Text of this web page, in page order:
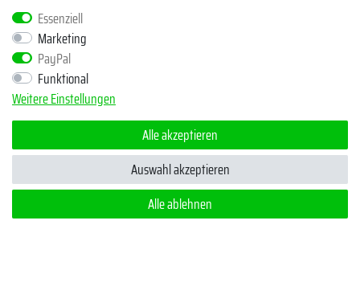
TikTok
Zahlungsmethoden
Egal ob Barsch, Hecht, Zander und Co. - Riverfighters ist der
Shop für Raubfischangler - Von Anglern für Angler
Essenziell
Marketing
PayPal
Funktional
Weitere Einstellungen
Alle akzeptieren
Alle ablehnen
Auswahl akzeptieren